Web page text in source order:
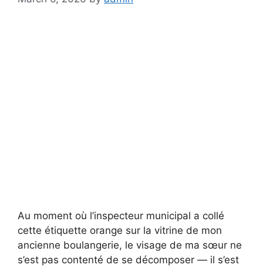
Au moment où l’inspecteur municipal a collé
cette étiquette orange sur la vitrine de mon
ancienne boulangerie, le visage de ma sœur ne
s’est pas contenté de se décomposer — il s’est